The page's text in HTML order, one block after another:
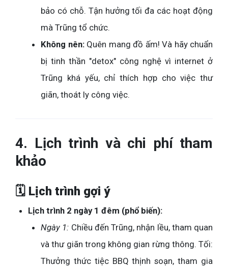
bảo có chỗ. Tận hưởng tối đa các hoạt động
mà Trũng tổ chức.
Không nên:Quên mang đồ ấm! Và hãy chuẩn
bị tinh thần "detox" công nghệ vì internet ở
Trũng khá yếu, chỉ thích hợp cho việc thư
giãn, thoát ly công việc.
4. Lịch trình và chi phí tham
khảo
🗓️ Lịch trình gợi ý
Lịch trình 2 ngày 1 đêm (phổ biến):
Ngày 1: Chiều đến Trũng, nhận lều, tham quan
và thư giãn trong không gian rừng thông. Tối:
Thưởng thức tiệc BBQ thịnh soạn, tham gia